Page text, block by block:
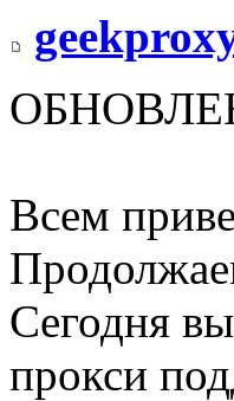
Всем
Сегодня
прокси